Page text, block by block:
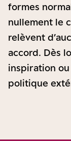
formes
nullement le
relèvent
accord. Dès
inspiration
politique